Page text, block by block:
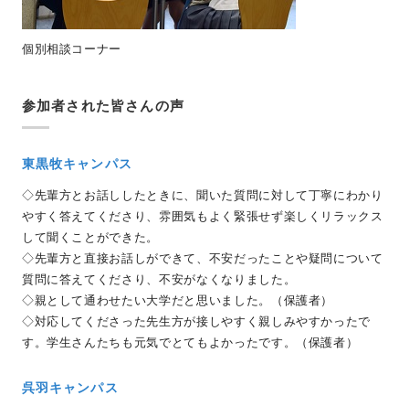
個別相談コーナー
参加者された皆さんの声
東黒牧キャンパス
◇先輩方とお話ししたときに、聞いた質問に対して丁寧にわかり
やすく答えてくださり、雰囲気もよく緊張せず楽しくリラックス
して聞くことができた。
◇先輩方と直接お話しができて、不安だったことや疑問について
質問に答えてくださり、不安がなくなりました。
◇親として通わせたい大学だと思いました。（保護者）
◇対応してくださった先生方が接しやすく親しみやすかったで
す。学生さんたちも元気でとてもよかったです。（保護者）
呉羽キャンパス